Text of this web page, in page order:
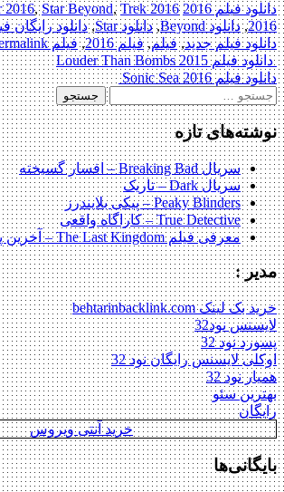
دانلود فیلم 2016 2016 Star
2016,Star Beyond, Trek
2016
,دانلود Beyond , دانلود Star ,دانلود رایگان
دانلود فیلم جدید,فیلم, فیلم 2016 ,فیلم Beyond
Post
navigation
دانلود فیلم Louder Than Bombs 2015
دانلود فیلم Sonic Sea 2016
جستجو
برای:
نوشته‌های تازه
سریال Breaking Bad – افسار گسیخته
سریال Dark – تاریک
Peaky Blinders – پیکی بلایندرز
True Detective – کاراگاه واقعی
معرفی فیلم The Last Kingdom – آخرین پادشاهی
مدیر :
خرید بک لینک behtarinbacklink.com
لایسنس نود32
پسورد نود 32
اوکلی لایسنس رایگان نود 32
همیار نود 32
بهترین سئو
رایگان
خرید آنتی ویروس
بایگانی‌ها